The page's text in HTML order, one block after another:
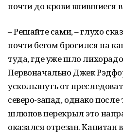
почти до крови впившиеся
– Решайте сами, – глухо
почти бегом бросился на
туда, где уже шло
Первоначально Джек
ускользнуть от
северо-запад, однако после
шлюпов перекрыл это
оказался отрезан. Капитан